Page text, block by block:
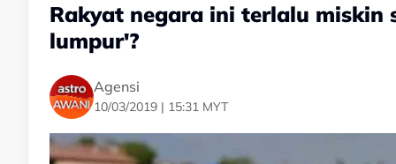
Rakyat negara ini terlalu miskin
lumpur'?
Agensi
10/03/2019 | 15:31 MYT